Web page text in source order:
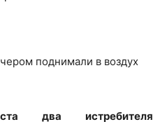
поднимали в воздух
два истребителя